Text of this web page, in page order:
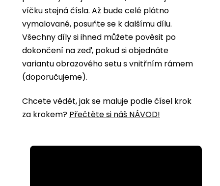
víčku stejná čísla. Až bude celé plátno
vymalované, posuňte se k dalšímu dílu.
Všechny díly si ihned můžete pověsit po
dokončení na zeď, pokud si objednáte
variantu obrazového setu s vnitřním rámem
(doporučujeme).
Chcete vědět, jak se maluje podle čísel krok
za krokem? Přečtěte si náš NÁVOD!